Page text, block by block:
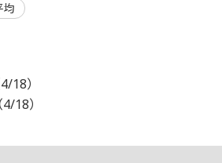
均
）
）